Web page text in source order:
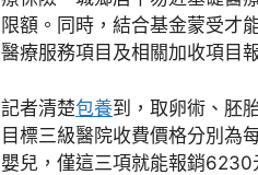
限額。同時，結合基金蒙受才
醫療服務項目及相關加收項目
記者清楚包養到，取卵術、胚
目標三級醫院收費價格分別
嬰兒，僅這三項就能報銷6230